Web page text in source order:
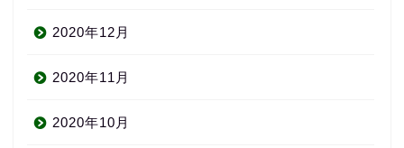
2020年12月
2020年11月
2020年10月